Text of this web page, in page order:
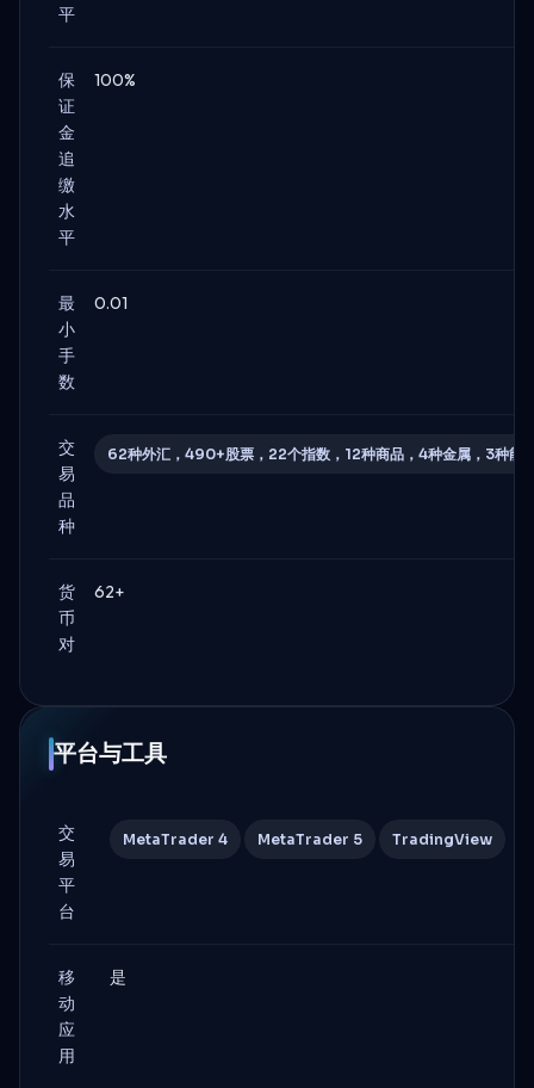
平
保
证
金
追
缴
水
平
100%
最
小
手
数
0.01
交
易
品
种
62种外汇，490+股票，22个指数，12种商品，4种金属，3种能
货
币
对
62+
平台与工具
交
易
平
台
MetaTrader 4 MetaTrader 5 TradingView
移
动
应
用
是